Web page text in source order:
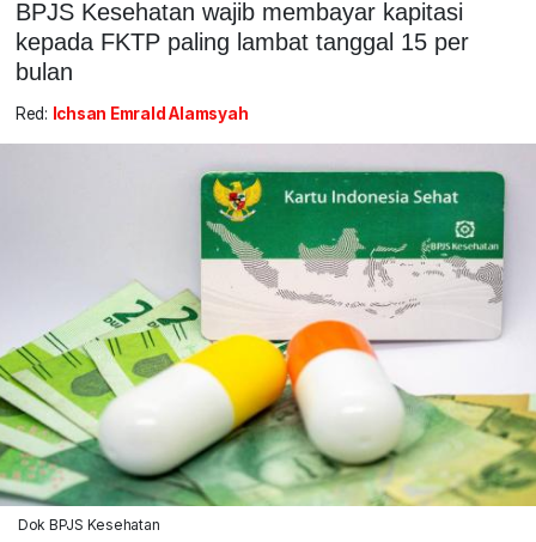
BPJS Kesehatan wajib membayar kapitasi
kepada FKTP paling lambat tanggal 15 per
bulan
Red: Ichsan Emrald Alamsyah
Dok BPJS Kesehatan